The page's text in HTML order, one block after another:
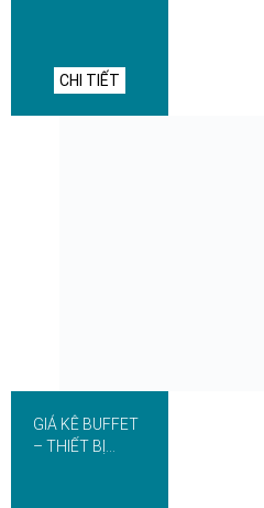
CHI TIẾT
GIÁ KÊ BUFFET
– THIẾT BỊ